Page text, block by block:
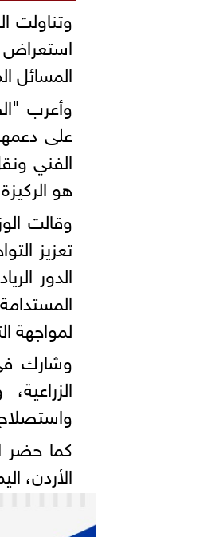
وتناولت
المسائل
وأعرب
على
الفني
هو
وقالت
تعزيز
الدور
لمواجهة
وشارك
الأردن،